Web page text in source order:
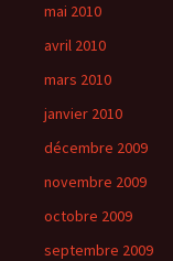
mai 2010
avril 2010
mars 2010
janvier 2010
décembre 2009
novembre 2009
octobre 2009
septembre 2009